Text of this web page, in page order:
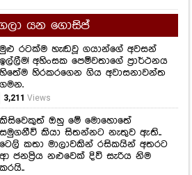
යන ගොසිප්
මුළු රටක්ම හැඬවූ ගයාන්ගේ අවසන්
ඉල්ලීම! අහිංසක පෙම්වතාගේ ප්‍රාර්ථනය
හිතේම හිරකරගෙන ගිය අවාසනාවන්ත
ගමන.
3,211 Views
කිසිවෙකුත් ඔහු මේ මොහොතේ
සමුගනීවි කියා සිතන්නට නැතුව ඇති..
ටෙලි කතා මාලාවකින් රසිකයින් අතරට
ආ ජනප්‍රිය නළුවෙක් දිවි සැරිය නිම
කරයි..